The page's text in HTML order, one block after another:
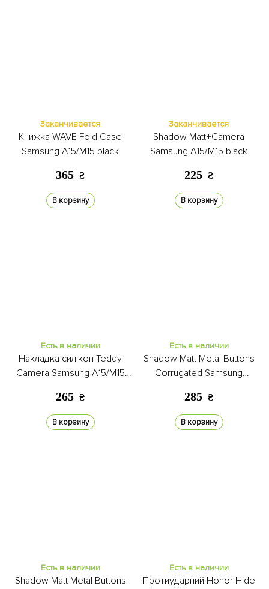
Заканчивается
Книжка WAVE Fold Case
Samsung A15/M15 black
365 ₴
В корзину
Заканчивается
Shadow Matt+Camera
Samsung A15/M15 black
225 ₴
В корзину
Есть в наличии
Накладка силікон Teddy
Camera Samsung A15/M15
265 ₴
В корзину
Есть в наличии
Shadow Matt Metal Buttons
Corrugated Samsung
285 ₴
В корзину
Есть в наличии
Shadow Matt Metal Buttons
Есть в наличии
Протиударний Honor Hide